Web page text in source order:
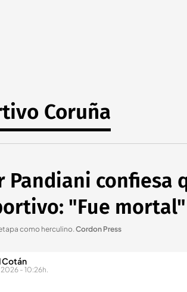
Coruña
Pandiani confiesa
"Fue mortal"
como herculino.Cordon Press
Cotán
2026 - 10:26h.